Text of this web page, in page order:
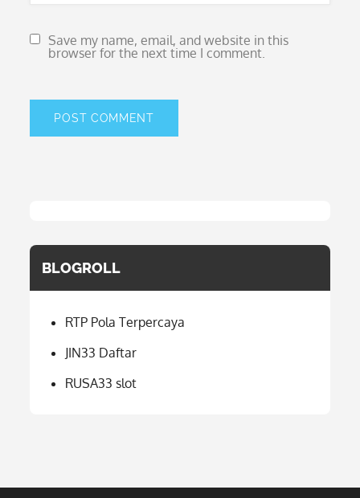
Save my name, email, and website in this
browser for the next time I comment.
BLOGROLL
RTP Pola Terpercaya
JIN33 Daftar
RUSA33 slot